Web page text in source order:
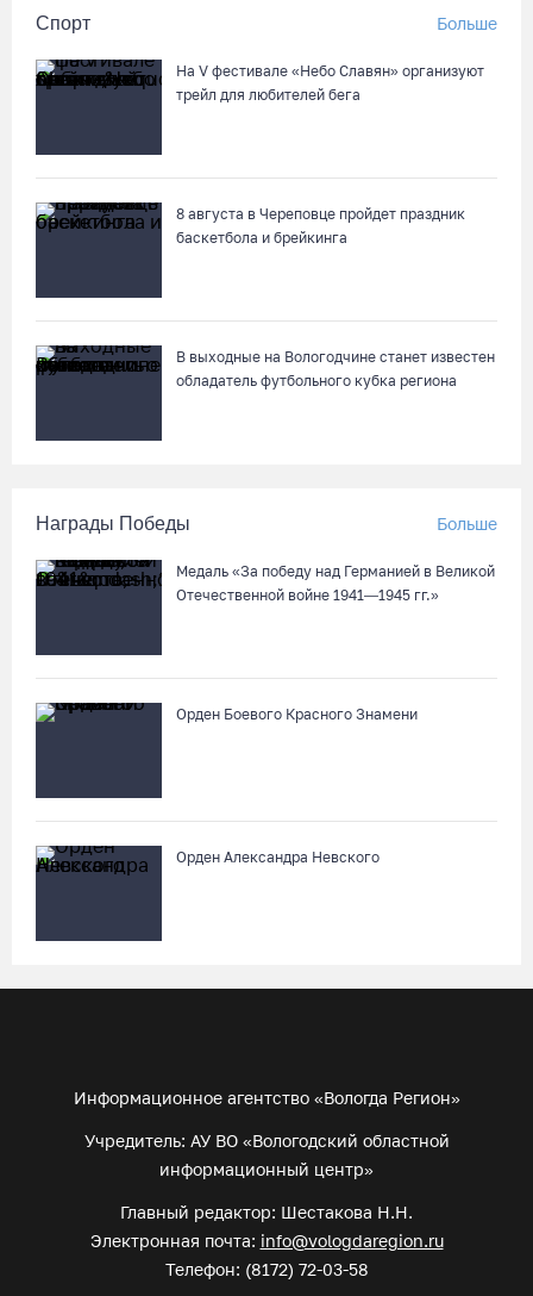
Спорт Больше
На V фестивале «Небо Славян» организуют
трейл для любителей бега
8 августа в Череповце пройдет праздник
баскетбола и брейкинга
В выходные на Вологодчине станет известен
обладатель футбольного кубка региона
Награды Победы Больше
Медаль «За победу над Германией в Великой
Отечественной войне 1941—1945 гг.»
Орден Боевого Красного Знамени
Орден Александра Невского
Информационное агентство «Вологда Регион»
Учредитель: АУ ВО «Вологодский областной
информационный центр»
Главный редактор: Шестакова Н.Н.
Электронная почта: info@vologdaregion.ru
Телефон: (8172) 72-03-58